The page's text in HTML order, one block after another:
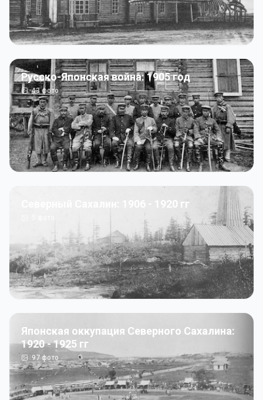
Русско-Японская война: 1905 год
43фото
Северный Сахалин: 1906 - 1920 гг
Японская оккупация Северного Сахалина:
1920 - 1925 гг
97 фото